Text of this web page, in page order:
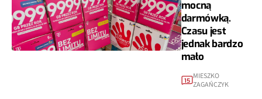
mocną
darmówką.
Czasu jest
jednak bardzo
mało
15 MIESZKO
ZAGAŃCZYK